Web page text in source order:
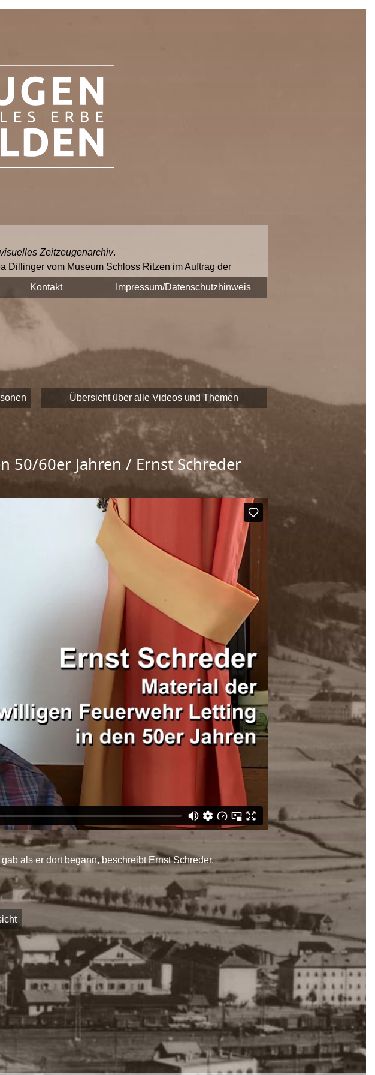
Zeitzeugenarchiv.
Dillinger vom Museum Schloss Ritzen im Auftrag der
mit der Videokamera fest.
nach Stichworten zu Themen und Zeitzeugen
Ritzen und der
kulturelle und gesellschaftliche Erbe Saalfeldens
haben!
Kontakt Impressum/Datenschutzhinweis
Übersicht über alle Videos und Themen
50/60er Jahren / Ernst Schreder
als er dort begann, beschreibt Ernst Schreder.